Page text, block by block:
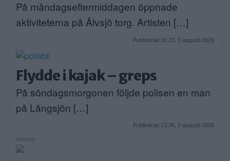
På måndagseftermiddagen öppnade
aktiviteterna på Älvsjö torg. Artisten […]
Publicerad 16:23, 3 augusti 2026
Flydde i kajak – greps
På söndagsmorgonen följde polisen en man
på Långsjön […]
Publicerad 13:35, 2 augusti 2026
Annons: